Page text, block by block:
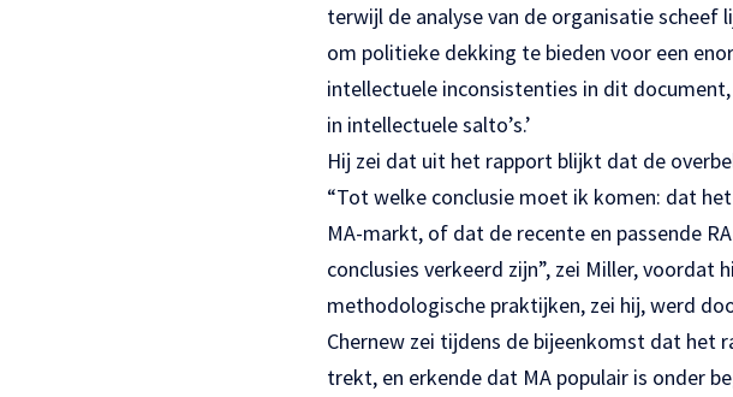
terwijl de analyse van de organisatie
om politieke dekking te bieden voor een
intellectuele inconsistenties in dit
in intellectuele salto’s.’
Hij zei dat uit het rapport blijkt dat de
“Tot welke conclusie moet ik komen: dat
MA-markt, of dat de recente en passende
conclusies verkeerd zijn”, zei Miller, voordat
methodologische praktijken, zei hij, werd
Chernew zei tijdens de bijeenkomst dat het
trekt, en erkende dat MA populair is onder